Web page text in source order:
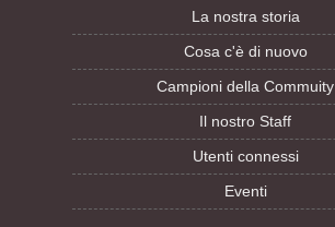
La nostra storia
Cosa c'è di nuovo
Campioni della Commuity
Il nostro Staff
Utenti connessi
Eventi